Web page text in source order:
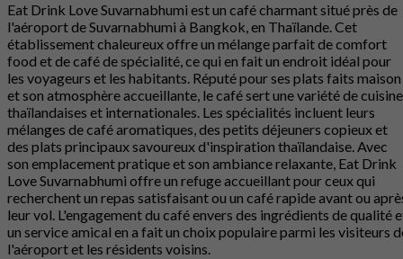
Eat Drink Love Suvarnabhumi est un café charmant situé près de
l'aéroport de Suvarnabhumi à Bangkok, en Thaïlande. Cet
établissement chaleureux offre un mélange parfait de comfort
food et de café de spécialité, ce qui en fait un endroit idéal pour
les voyageurs et les habitants. Réputé pour ses plats faits maison
et son atmosphère accueillante, le café sert une variété de
thaïlandaises et internationales. Les spécialités incluent leurs
mélanges de café aromatiques, des petits déjeuners copieux et
des plats principaux savoureux d'inspiration thaïlandaise. Avec
son emplacement pratique et son ambiance relaxante, Eat Drink
Love Suvarnabhumi offre un refuge accueillant pour ceux qui
recherchent un repas satisfaisant ou un café rapide avant ou
leur vol. L'engagement du café envers des ingrédients de qualité
un service amical en a fait un choix populaire parmi les visiteurs
l'aéroport et les résidents voisins.